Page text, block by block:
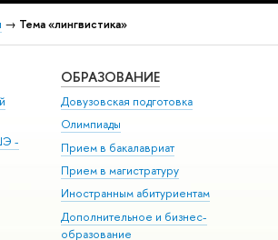
→ Тема «лингвистика»
-
ОБРАЗОВАНИЕ
Довузовская подготовка
Олимпиады
Прием в бакалавриат
Прием в магистратуру
Иностранным абитуриентам
Дополнительное и бизнес-
образование